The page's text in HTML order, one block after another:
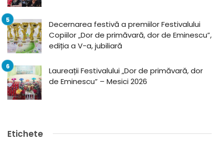
Decernarea festivă a premiilor Festivalului
Copiilor „Dor de primăvară, dor de Eminescu”,
ediția a V-a, jubiliară
Laureații Festivalului „Dor de primăvară, dor
de Eminescu” – Mesici 2026
Etichete